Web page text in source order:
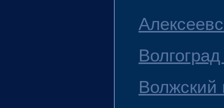
Волгоград
Волжский